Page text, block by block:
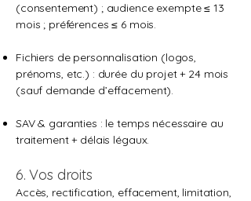
(consentement) ; audience exempte ≤ 13
mois ; préférences ≤ 6 mois.
Fichiers de personnalisation (logos,
prénoms, etc.) : durée du projet + 24 mois
(sauf demande d’effacement).
SAV & garanties : le temps nécessaire au
traitement + délais légaux.
6. Vos droits
Accès, rectification, effacement, limitation,